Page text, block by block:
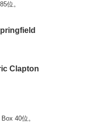
位。
Clapton
40位。